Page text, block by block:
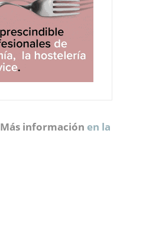
Más información en la